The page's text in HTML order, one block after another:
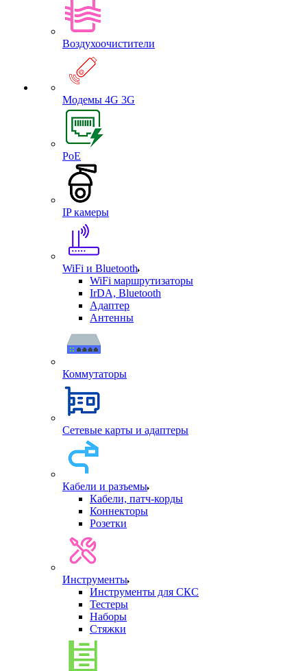
Воздухоочистители
Модемы 4G 3G
PoE
IP камеры
WiFi и Bluetooth
WiFi маршрутизаторы
IrDA, Bluetooth
Адаптер
Антенны
Коммутаторы
Сетевые карты и адаптеры
Кабели и разъемы
Кабели, патч-корды
Коннекторы
Розетки
Инструменты
Инструменты для СКС
Тестеры
Наборы
Стяжки